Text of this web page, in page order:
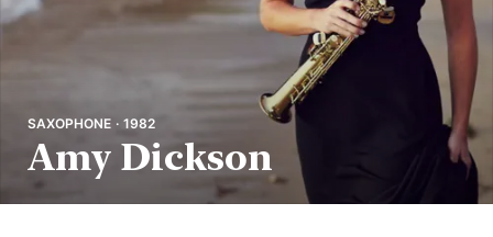
SAXOPHONE · 1982
Amy Dickson